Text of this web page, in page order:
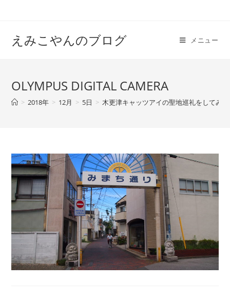
えみこやんのブログ メニュー
OLYMPUS DIGITAL CAMERA
> 2018年 > 12月 > 5日 > 木更津キャッツアイの聖地巡礼をしてみ